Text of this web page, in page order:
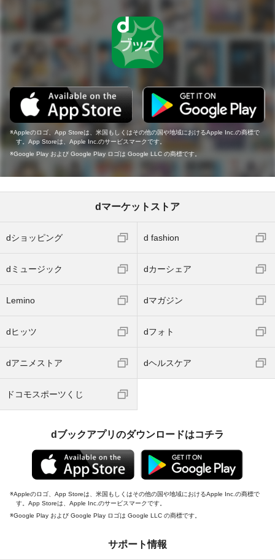
Appleのロゴ、App Storeは、米国もしくはその他の国や地域におけるApple Inc.の商標で
す。App Storeは、Apple Inc.のサービスマークです。
Google Play および Google Play ロゴは Google LLC の商標です。
dマーケットストア
dショッピング d fashion
dミュージック dカーシェア
Lemino dマガジン
dヒッツ dフォト
dアニメストア dヘルスケア
ドコモスポーツくじ
dブックアプリのダウンロードはコチラ
Appleのロゴ、App Storeは、米国もしくはその他の国や地域におけるApple Inc.の商標で
す。App Storeは、Apple Inc.のサービスマークです。
Google Play および Google Play ロゴは Google LLC の商標です。
サポート情報